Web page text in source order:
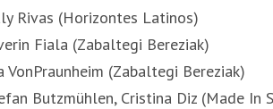
Rivas (Horizontes Latinos)
Fiala (Zabaltegi Bereziak)
VonPraunheim (Zabaltegi Bereziak)
Butzmühlen, Cristina Diz (Made In